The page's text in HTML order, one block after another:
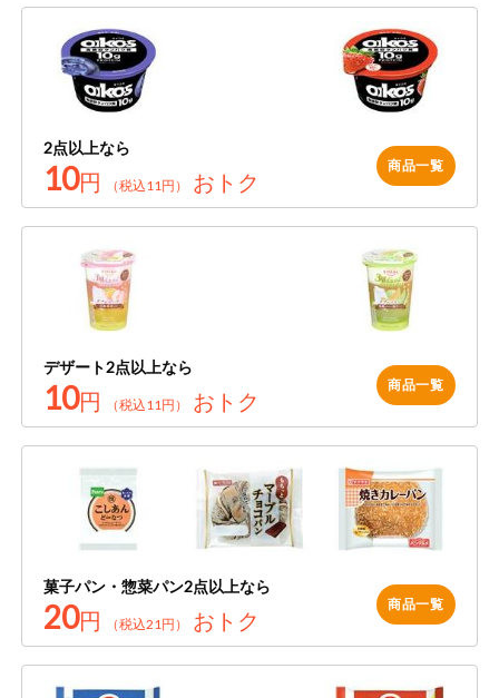
ポイントがも
らえる！
お弁当用商品
かんたん調理
ミールキット
組合員さんの
リクエスト
オーガニック
ベビー・キッ
サプリメン
ト・栄養補助
アレルゲン対
応
エシカル
2点以上なら
10円 （税込11円） おトク
商品一覧
デザート2点以上なら
10円 （税込11円） おトク
商品一覧
菓子パン・惣菜パン2点以上なら
20円 （税込21円） おトク
商品一覧